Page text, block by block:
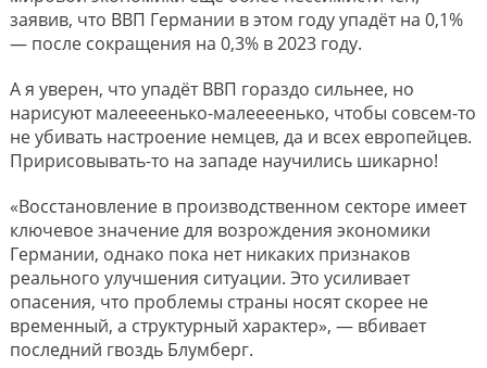
заявив, что ВВП Германии в этом году упадёт на 0,1%
— после сокращения на 0,3% в 2023 году.
А я уверен, что упадёт ВВП гораздо сильнее, но
нарисуют малеееенько-малеееенько, чтобы совсем-то
не убивать настроение немцев, да и всех европейцев.
Пририсовывать-то на западе научились шикарно!
«Восстановление в производственном секторе имеет
ключевое значение для возрождения экономики
Германии, однако пока нет никаких признаков
реального улучшения ситуации. Это усиливает
опасения, что проблемы страны носят скорее не
временный, а структурный характер», — вбивает
последний гвоздь Блумберг.